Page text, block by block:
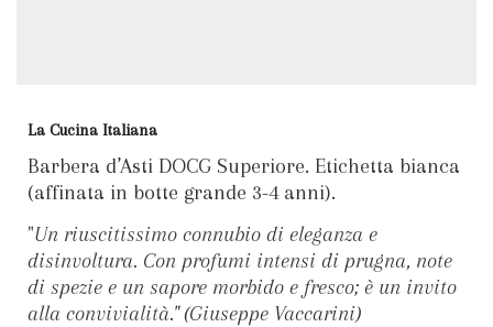
La Cucina Italiana
Barbera d’Asti DOCG Superiore. Etichetta bianca
(affinata in botte grande 3-4 anni).
"Un riuscitissimo connubio di eleganza e
disinvoltura. Con profumi intensi di prugna, note
di spezie e un sapore morbido e fresco; è un invito
alla convivialità." (Giuseppe Vaccarini)